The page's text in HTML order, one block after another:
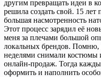
другим превращать идеи в
решила создать свой. 15
большая насмотренность
Этот процесс зарядил её
меня за плечами большой
локальных брендов.
неделями снимали костюмы
онлайн-продаж. Тогда
оформить и наполнить